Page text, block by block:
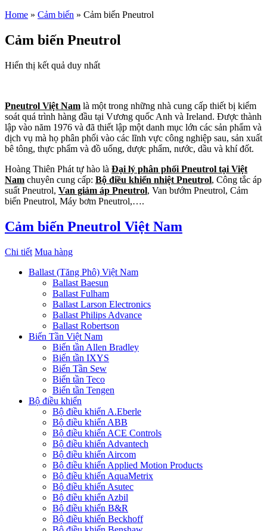
Home » Cảm biến » Cảm biến Pneutrol
Cảm biến Pneutrol
Hiển thị kết quả duy nhất
Pneutrol Việt Nam là một trong những nhà cung cấp thiết bị kiểm
soát quá trình hàng đầu tại Vương quốc Anh và Ireland. Được thành
lập vào năm 1976 và đã thiết lập một danh mục lớn các sản phẩm và
dịch vụ mà họ phân phối vào các lĩnh vực công nghiệp sau, sản xuất
bê tông, thực phẩm và đồ uống, dược phẩm, nước, dầu và khí đốt.
Hoàng Thiên Phát tự hào là Đại lý phân phối Pneutrol tại Việt
Nam chuyên cung cấp: Bộ điều khiển nhiệt Pneutrol, Công tắc áp
suất Pneutrol, Van giảm áp Pneutrol, Van bướm Pneutrol, Cảm
biến Pneutrol, Máy bơm Pneutrol,….
Cảm biến Pneutrol Việt Nam
Chi tiết Mua hàng
Ballast (Tăng Phô) Việt Nam
Ballast Baesun
Ballast Fulham
Ballast Larson Electronics
Ballast Philips Advance
Ballast Robertson
Biến Tần Việt Nam
Biến tần Allen Bradley
Biến tần IXYS
Biến Tần Sew
Biến tần Teco
Biến tần Tengen
Bộ điều khiển
Bộ điều khiển A.Eberle
Bộ điều khiển ABB
Bộ điều khiển ACE Controls
Bộ điều khiển Advantech
Bộ điều khiển Aircom
Bộ điều khiển Applied Motion Products
Bộ điều khiển AquaMetrix
Bộ điều khiển Asutec
Bộ điều khiển Azbil
Bộ điều khiển B&R
Bộ điều khiển Beckhoff